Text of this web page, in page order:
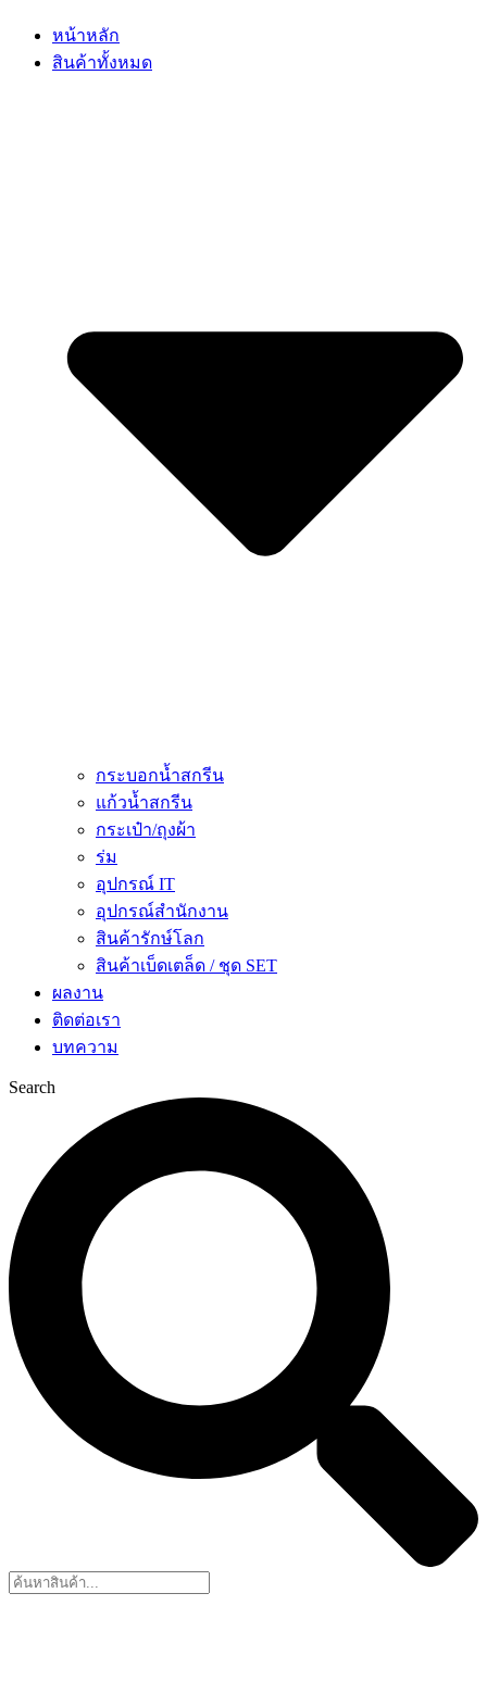
หน้าหลัก
สินค้าทั้งหมด
กระบอกน้ำสกรีน
แก้วน้ำสกรีน
กระเป๋า/ถุงผ้า
ร่ม
อุปกรณ์ IT
อุปกรณ์สำนักงาน
สินค้ารักษ์โลก
สินค้าเบ็ดเตล็ด / ชุด SET
ผลงาน
ติดต่อเรา
บทความ
Search